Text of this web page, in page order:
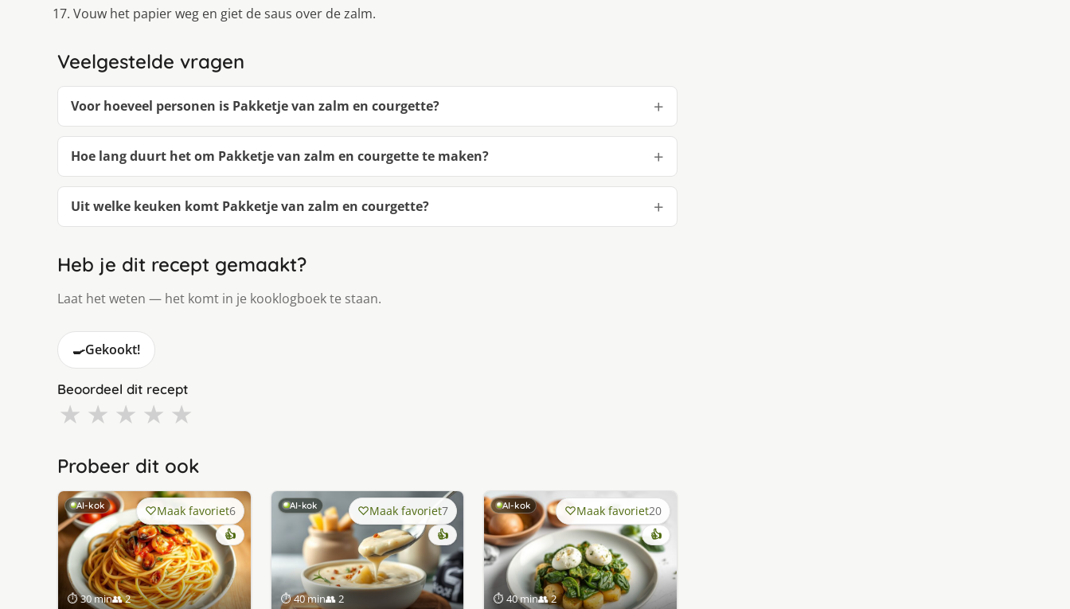
Vouw het papier weg en giet de saus over de zalm.
Veelgestelde vragen
Voor hoeveel personen is Pakketje van zalm en courgette?
Hoe lang duurt het om Pakketje van zalm en courgette te maken?
Uit welke keuken komt Pakketje van zalm en courgette?
Heb je dit recept gemaakt?
Laat het weten — het komt in je kooklogboek te staan.
🍳Gekookt!
Beoordeel dit recept
★ ★ ★ ★ ★
Probeer dit ook
AI-kok
⏱ 30 min👥 2
Maak favoriet6
👍
AI-kok
⏱ 40 min👥 2
Maak favoriet7
👍
AI-kok
⏱ 40 min👥 2
Maak favoriet20
👍